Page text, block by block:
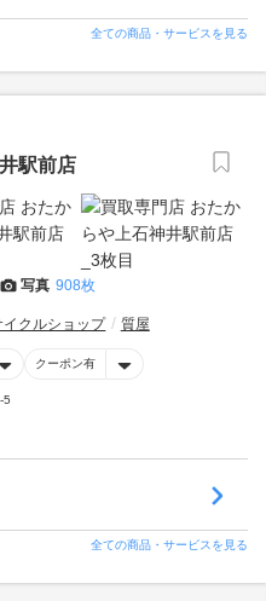
全ての商品・サービスを見る
駅前店
写真 908枚
イクルショップ 質屋
クーポン有
5
全ての商品・サービスを見る